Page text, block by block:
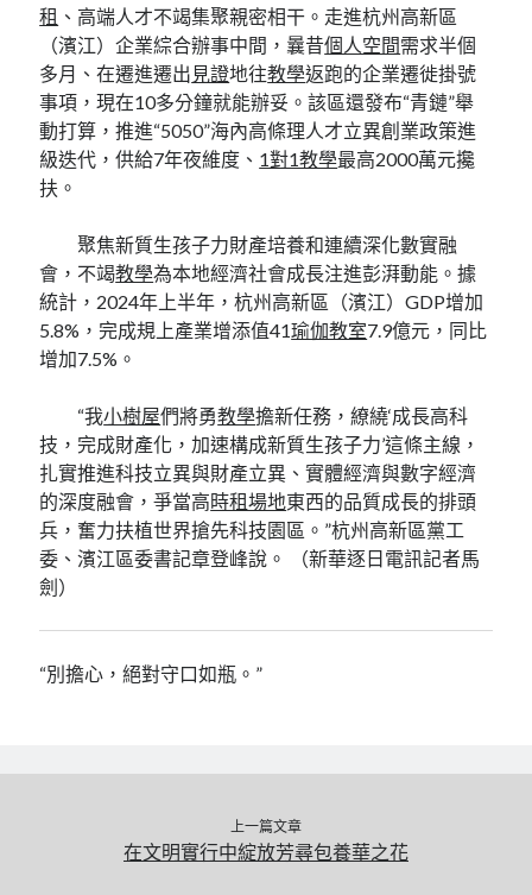
租 、高端人才不竭集聚親密相干。走進杭州高新區
（濱江）企業綜合辦事中間，曩昔個人空間需求半個
多月、在遷進遷出 見證地往教學返跑的企業遷徙掛號
事項，現在10多分鐘就能辦妥。該區還發布“青鏈”舉
動打算，推進“5050”海內高條理人才立異創業政策進
級迭代，供給7年夜維度、 1對1教學最高2000萬元攙
扶。
聚焦新質生孩子力財產培養和連續深化數實融
會，不竭教學為本地經濟社會成長注進彭湃動能。據
統計，2024年上半年，杭州高新區（濱江）GDP增加
5.8%，完成規上產業增添值41瑜伽教室7.9億元，同比
增加7.5%。
“我小樹屋們將勇教學擔新任務，繚繞‘成長高科
技，完成財產化，加速構成新質生孩子力’這條主線，
扎實推進科技立異與財產立異、實體經濟與數字經濟
的深度融會，爭當高時租場地東西的品質成長的排頭
兵，奮力扶植世界搶先科技園區。”杭州高新區黨工
委、濱江區委書記章登峰說。 （新華逐日電訊記者馬
劍）
“別擔心，絕對守口如瓶。”
上一篇文章
在文明實行中綻放芳尋包養華之花